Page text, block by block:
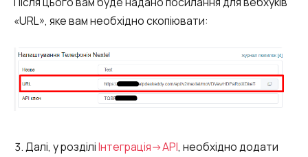
«URL», яке вам необхідно скопіювати:
Далі, у розділіІнтеграція->API, необхідно додати